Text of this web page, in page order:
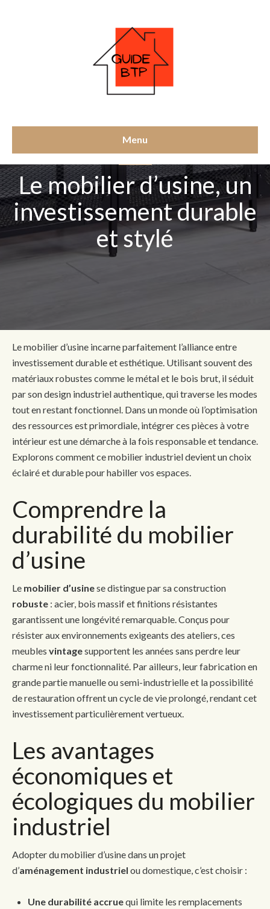
Menu
Le mobilier d’usine, un
investissement durable
et stylé
Le mobilier d’usine incarne parfaitement l’alliance entre
investissement durable et esthétique. Utilisant souvent des
matériaux robustes comme le métal et le bois brut, il séduit
par son design industriel authentique, qui traverse les modes
tout en restant fonctionnel. Dans un monde où l’optimisation
des ressources est primordiale, intégrer ces pièces à votre
intérieur est une démarche à la fois responsable et tendance.
Explorons comment ce mobilier industriel devient un choix
éclairé et durable pour habiller vos espaces.
Comprendre la
durabilité du mobilier
d’usine
Le mobilier d’usinese distingue par sa construction
robuste : acier, bois massif et finitions résistantes
garantissent une longévité remarquable. Conçus pour
résister aux environnements exigeants des ateliers, ces
meubles vintagesupportent les années sans perdre leur
charme ni leur fonctionnalité. Par ailleurs, leur fabrication en
grande partie manuelle ou semi-industrielle et la possibilité
de restauration offrent un cycle de vie prolongé, rendant cet
investissement particulièrement vertueux.
Les avantages
économiques et
écologiques du mobilier
industriel
Adopter du mobilier d’usine dans un projet
d’aménagement industriel ou domestique, c’est choisir :
Une durabilité accruequi limite les remplacements